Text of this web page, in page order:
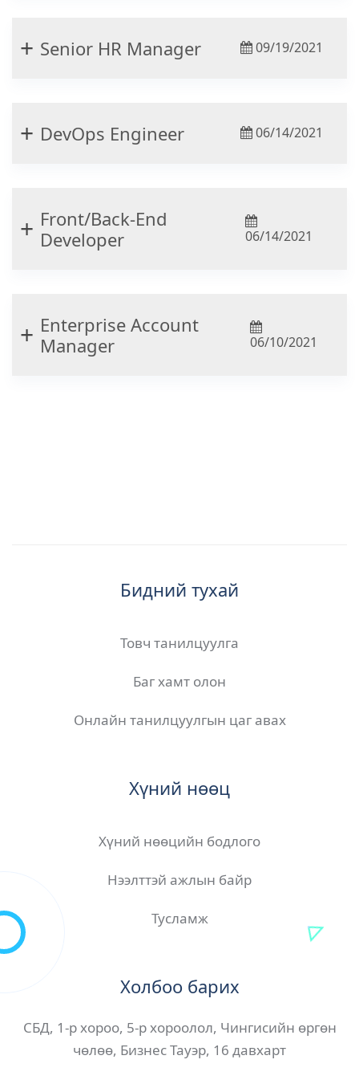
Senior HR Manager 09/19/2021
DevOps Engineer 06/14/2021
Front/Back-End
Developer
06/14/2021
Enterprise Account
Manager
06/10/2021
Бидний тухай
Товч танилцуулга
Баг хамт олон
Онлайн танилцуулгын цаг авах
Хүний нөөц
Хүний нөөцийн бодлого
Нээлттэй ажлын байр
Тусламж
Холбоо барих
СБД, 1-р хороо, 5-р хороолол, Чингисийн өргөн
чөлөө, Бизнес Тауэр, 16 давхарт